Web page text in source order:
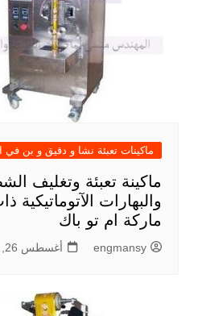
ماكينات تعبئة نشا و دقيق و بن في
ماكينة تعبئة وتغليف
والبهارات الآتوماتيكية
ماركة ام تو باك
engmansy أغسطس 26, 2020